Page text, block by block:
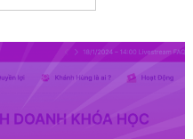
Follow